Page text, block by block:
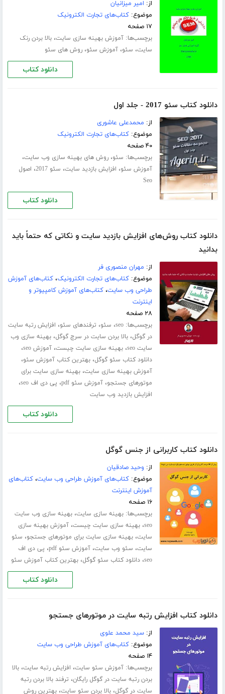
از: امیر میزانیان
موضوع:کتاب‌های تجارت الکترونیک
۱۷ صفحه
برچسب‌ها:آموزش بهینه سازی سایت،بالا بردن رنک
سایت، سئو،آموزش سئو،روش های سئو
دانلود کتاب
دانلود کتاب سئو 2017 - جلد اول
از: محمدعلی عاشوری
موضوع:کتاب‌های تجارت الکترونیک
۴۰ صفحه
برچسب‌ها: سئو،روش های بهینه سازی وب سایت،
آموزش سئو، افزایش بازدید سایت، سئو 2017 ، اصول
Seo
دانلود کتاب
دانلود کتاب روش‌های افزایش بازدید سایت و نکاتی که حتماً باید
بدانید
از: مهران منصوری فر
موضوع:کتاب‌های تجارت الکترونیک،کتاب‌های آموزش
طراحی وب سایت،کتاب‌های آموزش کامپیوتر و
اینترنت
۲۸ صفحه
برچسب‌ها:seo، سئو، ترفندهای سئو، افزایش رتبه سایت
در گوگل،بالا بردن سایت در سرچ گوگل،بهینه سازی وب
سایت seo
،بهینه سازی سایت چیست،آموزش seo ،
دانلود کتاب سئو گوگل،بهترین کتاب آموزش سئو،
آموزش بهینه سازی سایت،بهینه سازی سایت برای
موتورهای جستجو،آموزش سئو pdf ، پی دی اف seo ،
افزایش بازدید وب سایت
دانلود کتاب
دانلود کتاب کاربرانی از جنس گوگل
از: وحید صادقیان
موضوع:کتاب‌های آموزش طراحی وب سایت،کتاب‌های
آموزش اینترنت
۱۶ صفحه
برچسب‌ها:بهینه سازی سایت،بهینه سازی وب سایت
seo،بهینه سازی سایت چیست،آموزش بهینه سازی
سایت،بهینه سازی سایت برای موتورهای جستجو، سئو
سایت، سئو وب سایت،آموزش سئو pdf ، پی دی اف
seo،دانلود کتاب سئو گوگل،بهترین کتاب آموزش سئو
دانلود کتاب
دانلود کتاب افزایش رتبه سایت در موتورهای جستجو
از:سید محمد علوی
موضوع:کتاب‌های آموزش طراحی وب سایت
۱۴ صفحه
برچسب‌ها:آموزش سئو سایت، افزایش رتبه سایت،بالا
بردن رتبه سایت در گوگل رایگان، ترفند بالا بردن رتبه
سایت در گوگل،بالا بردن سئو سایت،بهترین روش